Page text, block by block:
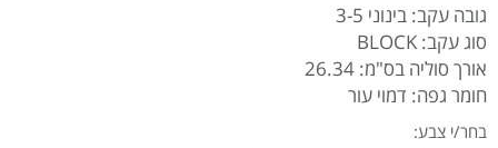
גובה עקב: בינוני 3-5
סוג עקב: BLOCK
אורך סוליה בס"מ: 26.34
חומר גפה: דמוי עור
בחר/י צבע: